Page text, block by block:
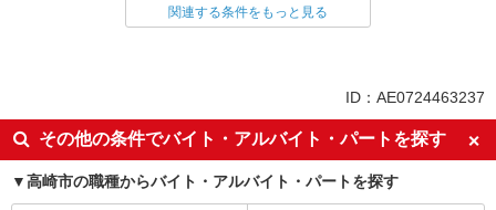
同じ雇用形態から佐野のわたし駅の求人を探す
同じ特徴から佐野のわたし駅の求人を探す
入社日応相談
履歴書不要
Web面接OK
職場見学OKまたは説明会あり
関連する条件をもっと見る
ID：AE0724463237
その他の条件でバイト・アルバイト・パートを探す
高崎市の職種からバイト・アルバイト・パートを探す